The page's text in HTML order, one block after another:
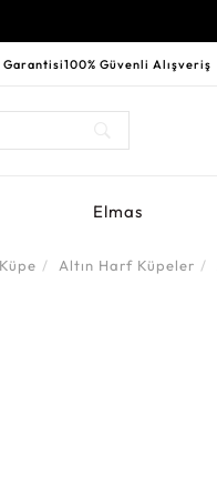
Garantisi100% Güvenli Alışveriş
Elmas
Altın Harf Küpeler